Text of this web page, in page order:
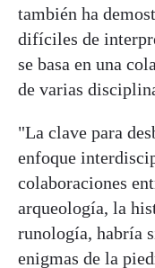
también ha
difíciles de
se basa en una
de varias
"La clave para
enfoque
colaboraciones
arqueología, la
runología, habría
enigmas de la